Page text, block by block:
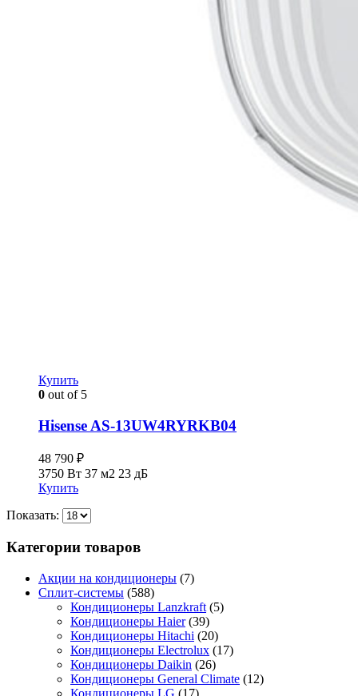
Купить
0 out of 5
Hisense AS-13UW4RYRKB04
48 790 ₽
3750 Вт 37 м2 23 дБ
Купить
Показать:
Категории товаров
Акции на кондиционеры (7)
Сплит-системы (588)
Кондиционеры Lanzkraft (5)
Кондиционеры Haier (39)
Кондиционеры Hitachi (20)
Кондиционеры Electrolux (17)
Кондиционеры Daikin (26)
Кондиционеры General Climate (12)
Кондиционеры LG (17)